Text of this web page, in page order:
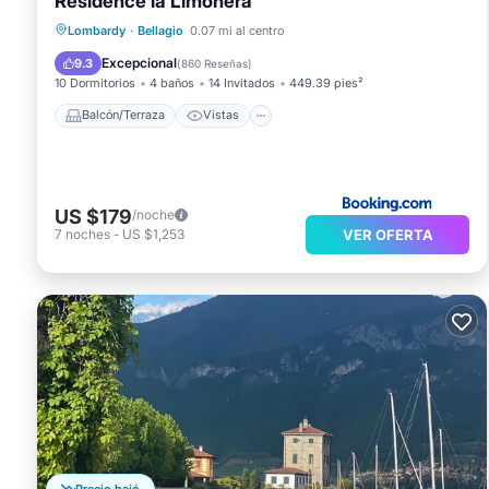
Lombardy · Bellagio 0.07 mi al centro
9.3 Excepcional(860 Reseñas)
10 Dormitorios 4 baños 14 Invitados 449.39 pies²
Balcón/Terraza Vistas
Balcón/Terraza
Vistas
Aire acondicionado
US $179/noche
7 noches - US $1,253 VER OFERTA